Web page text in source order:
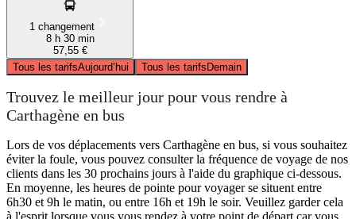
1 changement
8 h 30 min
57,55 €
Tous les tarifsAujourd’hui Tous les tarifsDemain
Trouvez le meilleur jour pour vous rendre à
Carthagène en bus
Lors de vos déplacements vers Carthagène en bus, si vous souhaitez
éviter la foule, vous pouvez consulter la fréquence de voyage de nos
clients dans les 30 prochains jours à l'aide du graphique ci-dessous.
En moyenne, les heures de pointe pour voyager se situent entre
6h30 et 9h le matin, ou entre 16h et 19h le soir. Veuillez garder cela
à l'esprit lorsque vous vous rendez à votre point de départ car vous